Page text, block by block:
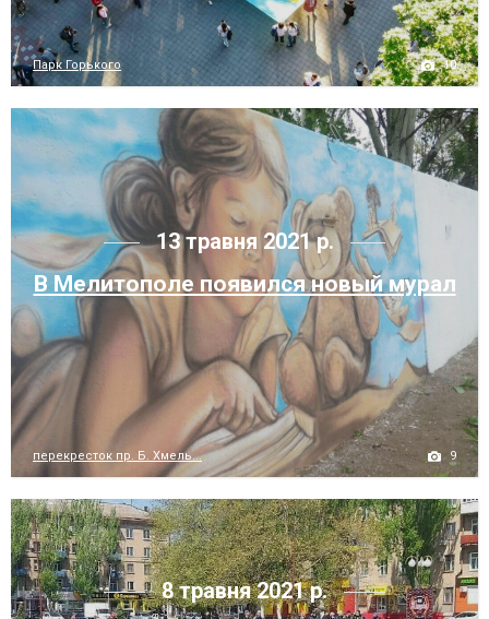
Парк Горького 10
13 травня 2021 р.
В Мелитополе появился новый мурал
перекресток пр. Б. Хмель... 9
8 травня 2021 р.